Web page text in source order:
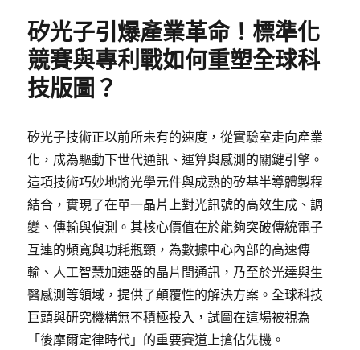
矽光子引爆產業革命！標準化
競賽與專利戰如何重塑全球科
技版圖？
矽光子技術正以前所未有的速度，從實驗室走向產業
化，成為驅動下世代通訊、運算與感測的關鍵引擎。
這項技術巧妙地將光學元件與成熟的矽基半導體製程
結合，實現了在單一晶片上對光訊號的高效生成、調
變、傳輸與偵測。其核心價值在於能夠突破傳統電子
互連的頻寬與功耗瓶頸，為數據中心內部的高速傳
輸、人工智慧加速器的晶片間通訊，乃至於光達與生
醫感測等領域，提供了顛覆性的解決方案。全球科技
巨頭與研究機構無不積極投入，試圖在這場被視為
「後摩爾定律時代」的重要賽道上搶佔先機。